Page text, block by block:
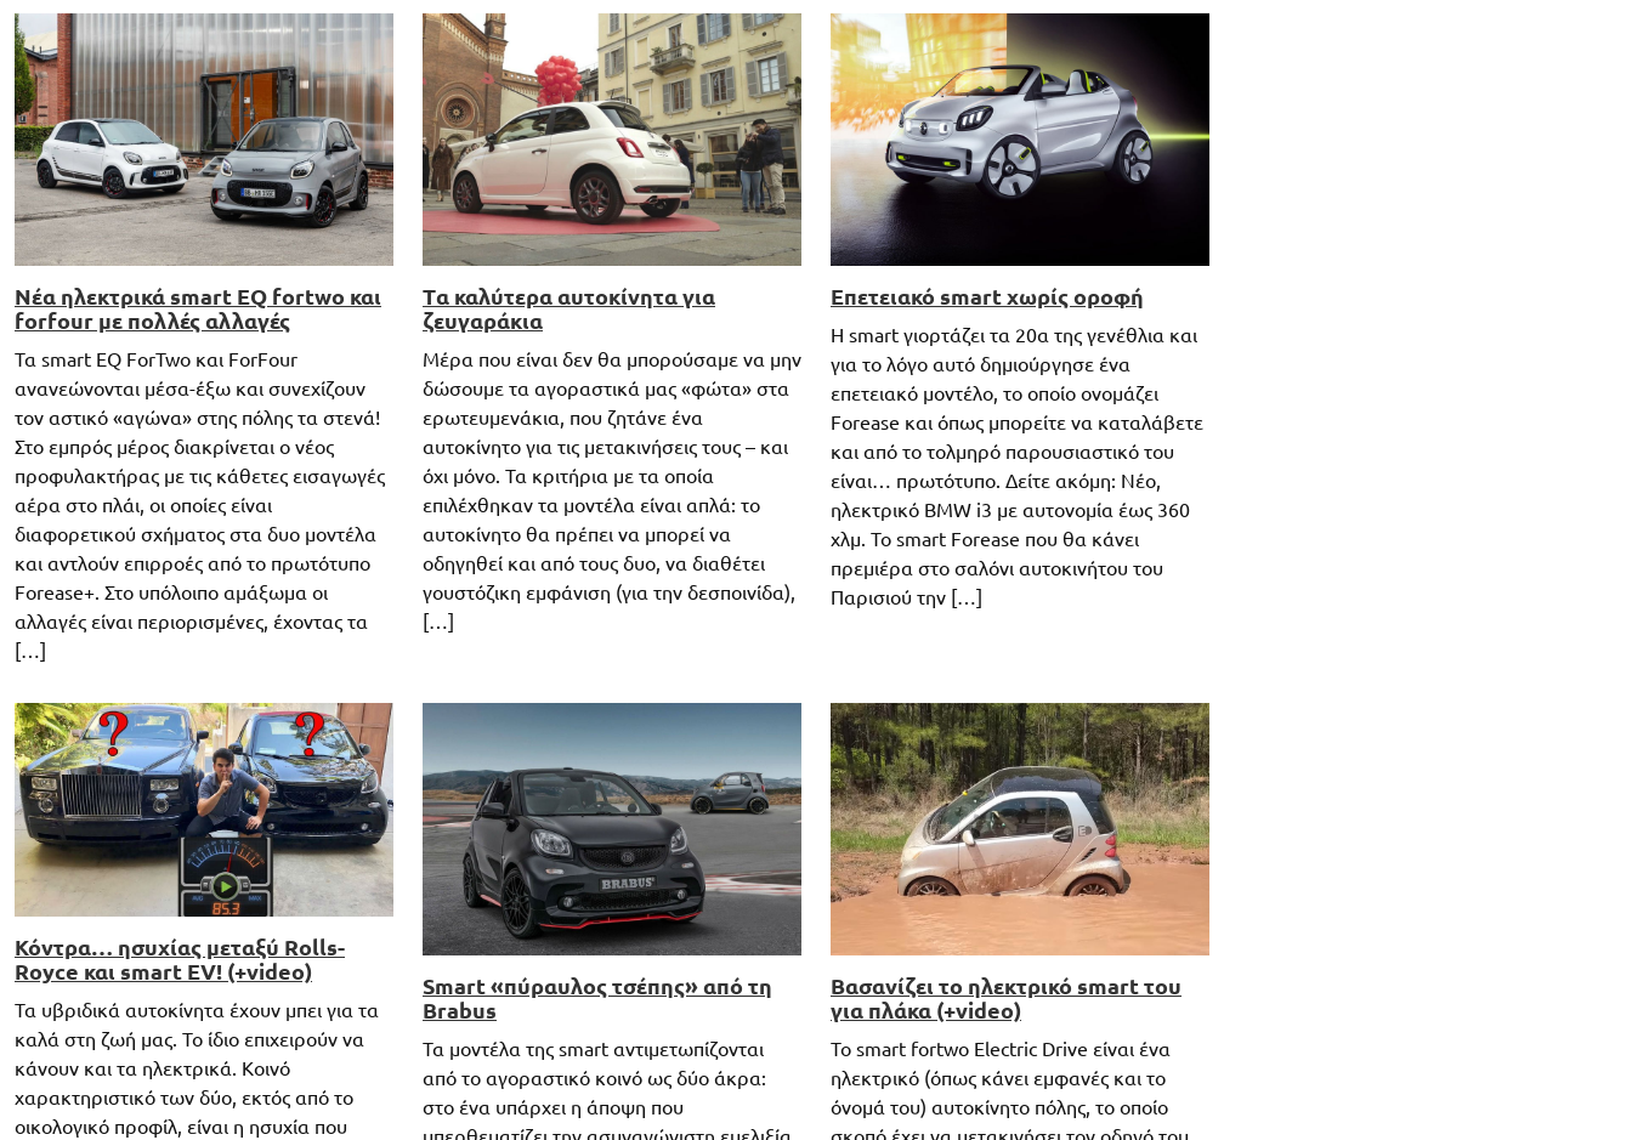
Νέα ηλεκτρικά smart EQ fortwo και
forfour με πολλές αλλαγές
Τα smart EQ ForTwo και ForFour
ανανεώνονται μέσα-έξω και συνεχίζουν
τον αστικό «αγώνα» στης πόλης τα στενά!
Στο εμπρός μέρος διακρίνεται ο νέος
προφυλακτήρας με τις κάθετες εισαγωγές
αέρα στο πλάι, οι οποίες είναι
διαφορετικού σχήματος στα δυο μοντέλα
και αντλούν επιρροές από το πρωτότυπο
Forease+. Στο υπόλοιπο αμάξωμα οι
αλλαγές είναι περιορισμένες, έχοντας τα
[…]
Tα καλύτερα αυτοκίνητα για
ζευγαράκια
Μέρα που είναι δεν θα μπορούσαμε να μην
δώσουμε τα αγοραστικά μας «φώτα» στα
ερωτευμενάκια, που ζητάνε ένα
αυτοκίνητο για τις μετακινήσεις τους – και
όχι μόνο. Τα κριτήρια με τα οποία
επιλέχθηκαν τα μοντέλα είναι απλά: το
αυτοκίνητο θα πρέπει να μπορεί να
οδηγηθεί και από τους δυο, να διαθέτει
γουστόζικη εμφάνιση (για την δεσποινίδα),
[…]
Επετειακό smart χωρίς οροφή
Η smart γιορτάζει τα 20α της γενέθλια και
για το λόγο αυτό δημιούργησε ένα
επετειακό μοντέλο, το οποίο ονομάζει
Forease και όπως μπορείτε να καταλάβετε
και από το τολμηρό παρουσιαστικό του
είναι… πρωτότυπο. Δείτε ακόμη: Νέο,
ηλεκτρικό BMW i3 με αυτονομία έως 360
χλμ. Το smart Forease που θα κάνει
πρεμιέρα στο σαλόνι αυτοκινήτου του
Παρισιού την […]
Κόντρα… ησυχίας μεταξύ Rolls-
Royce και smart EV! (+video)
Τα υβριδικά αυτοκίνητα έχουν μπει για τα
καλά στη ζωή μας. Το ίδιο επιχειρούν να
κάνουν και τα ηλεκτρικά. Κοινό
χαρακτηριστικό των δύο, εκτός από το
οικολογικό προφίλ, είναι η ησυχία που
Smart «πύραυλος τσέπης» από τη
Brabus
Τα μοντέλα της smart αντιμετωπίζονται
από το αγοραστικό κοινό ως δύο άκρα:
στο ένα υπάρχει η άποψη που
Βασανίζει το ηλεκτρικό smart του
για πλάκα (+video)
Το smart fortwo Electric Drive είναι ένα
ηλεκτρικό (όπως κάνει εμφανές και το
όνομά του) αυτοκίνητο πόλης, το οποίο